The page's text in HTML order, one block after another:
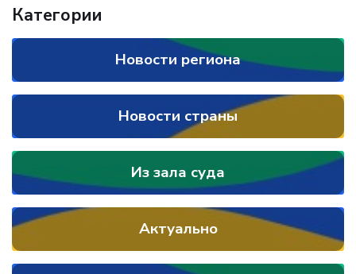
Категории
Новости региона
Новости страны
Из зала суда
Актуально